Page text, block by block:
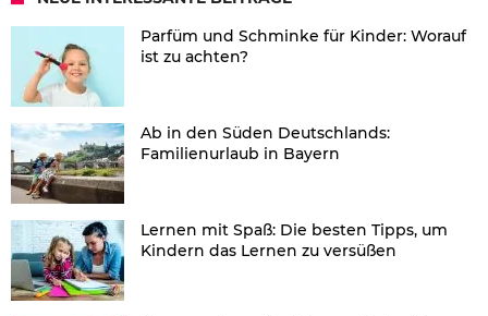
Parfüm und Schminke für Kinder: Worauf
ist zu achten?
Ab in den Süden Deutschlands:
Familienurlaub in Bayern
Lernen mit Spaß: Die besten Tipps, um
Kindern das Lernen zu versüßen